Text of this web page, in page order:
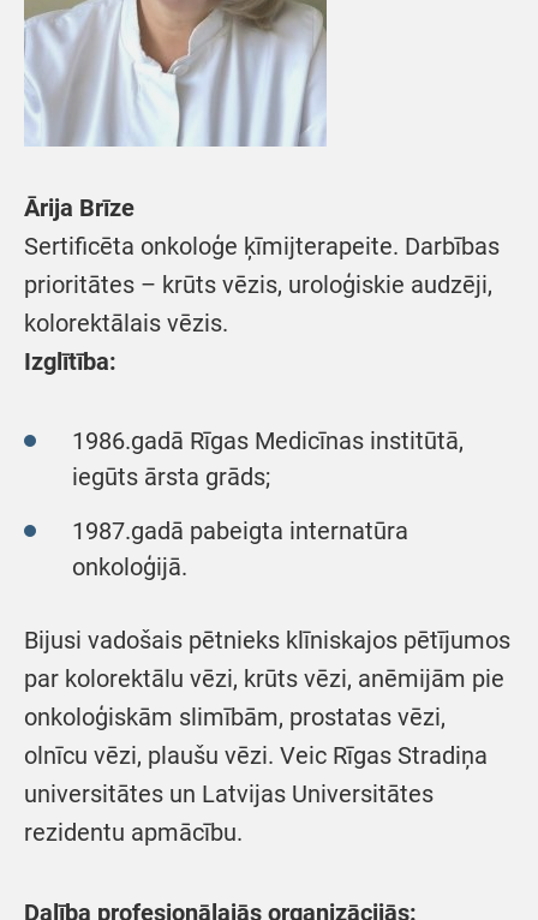
Ārija Brīze
Sertificēta onkoloģe ķīmijterapeite. Darbības
prioritātes – krūts vēzis, uroloģiskie audzēji,
kolorektālais vēzis.
Izglītība:
1986.gadā Rīgas Medicīnas institūtā,
iegūts ārsta grāds;
1987.gadā pabeigta internatūra
onkoloģijā.
Bijusi vadošais pētnieks klīniskajos pētījumos
par kolorektālu vēzi, krūts vēzi, anēmijām pie
onkoloģiskām slimībām, prostatas vēzi,
olnīcu vēzi, plaušu vēzi. Veic Rīgas Stradiņa
universitātes un Latvijas Universitātes
rezidentu apmācību.
Dalība profesionālajās organizācijās: